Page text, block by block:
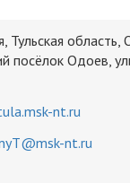
Тульская область,
посёлок Одоев,
nt.ru
nt.ru